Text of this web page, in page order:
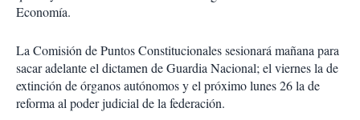
Economía.
La Comisión de Puntos Constitucionales sesionará mañana para
sacar adelante el dictamen de Guardia Nacional; el viernes la de
extinción de órganos autónomos y el próximo lunes 26 la de
reforma al poder judicial de la federación.